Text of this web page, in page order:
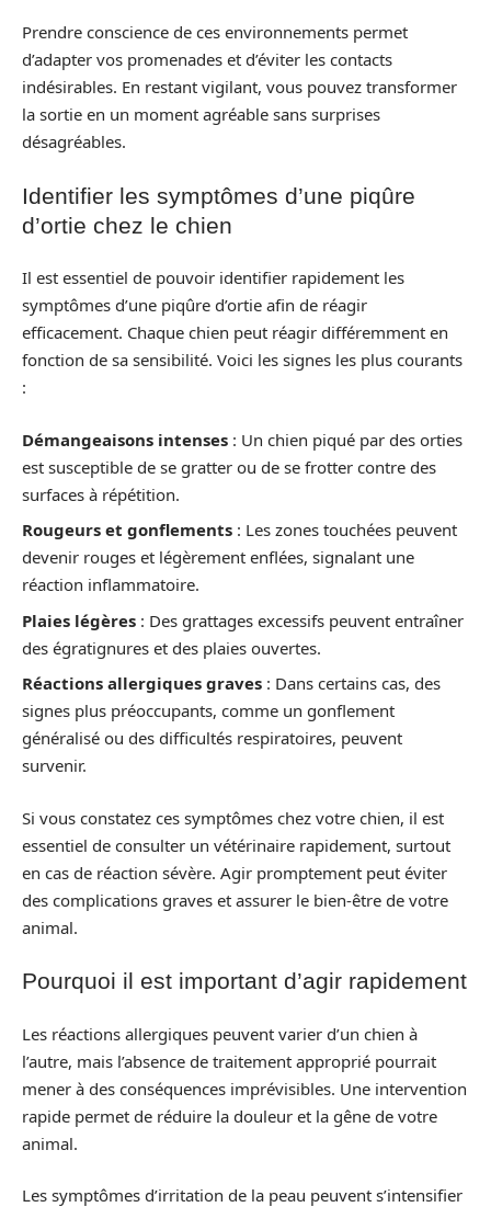
Prendre conscience de ces environnements permet
d’adapter vos promenades et d’éviter les contacts
indésirables. En restant vigilant, vous pouvez transformer
la sortie en un moment agréable sans surprises
désagréables.
Identifier les symptômes d’une piqûre
d’ortie chez le chien
Il est essentiel de pouvoir identifier rapidement les
symptômes d’une piqûre d’ortie afin de réagir
efficacement. Chaque chien peut réagir différemment en
fonction de sa sensibilité. Voici les signes les plus courants
:
Démangeaisons intenses : Un chien piqué par des orties
est susceptible de se gratter ou de se frotter contre des
surfaces à répétition.
Rougeurs et gonflements : Les zones touchées peuvent
devenir rouges et légèrement enflées, signalant une
réaction inflammatoire.
Plaies légères : Des grattages excessifs peuvent entraîner
des égratignures et des plaies ouvertes.
Réactions allergiques graves : Dans certains cas, des
signes plus préoccupants, comme un gonflement
généralisé ou des difficultés respiratoires, peuvent
survenir.
Si vous constatez ces symptômes chez votre chien, il est
essentiel de consulter un vétérinaire rapidement, surtout
en cas de réaction sévère. Agir promptement peut éviter
des complications graves et assurer le bien-être de votre
animal.
Pourquoi il est important d’agir rapidement
Les réactions allergiques peuvent varier d’un chien à
l’autre, mais l’absence de traitement approprié pourrait
mener à des conséquences imprévisibles. Une intervention
rapide permet de réduire la douleur et la gêne de votre
animal.
Les symptômes d’irritation de la peau peuvent s’intensifier